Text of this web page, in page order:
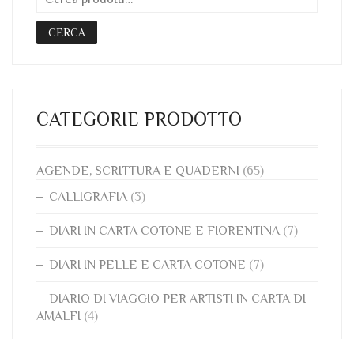
CERCA
CATEGORIE PRODOTTO
AGENDE, SCRITTURA E QUADERNI (65)
CALLIGRAFIA (3)
DIARI IN CARTA COTONE E FIORENTINA (7)
DIARI IN PELLE E CARTA COTONE (7)
DIARIO DI VIAGGIO PER ARTISTI IN CARTA DI
AMALFI (4)